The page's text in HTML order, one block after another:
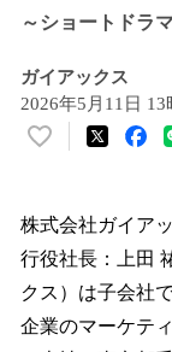
～ショートドラ
ガイアックス
2026年5月11日 13
い
！
数
を
読
み
株式会社ガイア
行役社長：上田
クス）は子会社
企業のマーケテ